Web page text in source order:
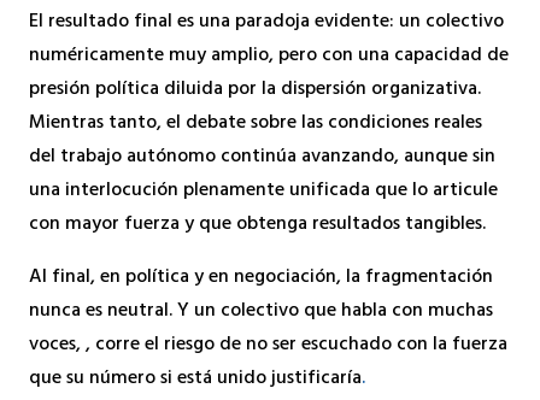
El resultado final es una paradoja evidente: un colectivo
numéricamente muy amplio, pero con una capacidad de
presión política diluida por la dispersión organizativa.
Mientras tanto, el debate sobre las condiciones reales
del trabajo autónomo continúa avanzando, aunque sin
una interlocución plenamente unificada que lo articule
con mayor fuerza y que obtenga resultados tangibles.
Al final, en política y en negociación, la fragmentación
nunca es neutral. Y un colectivo que habla con muchas
voces, , corre el riesgo de no ser escuchado con la fuerza
que su número si está unido justificaría.